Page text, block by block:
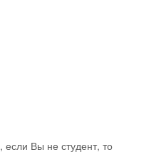
Вы не студент, то